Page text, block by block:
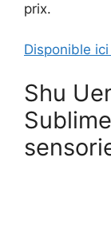
prix.
Disponible
Shu